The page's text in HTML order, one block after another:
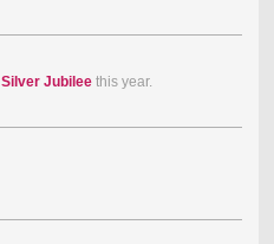
Silver Jubileethis year.